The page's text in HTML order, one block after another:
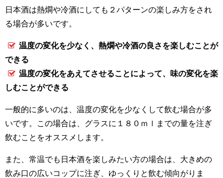
日本酒は熱燗や冷酒にしても２パターンの楽しみ方をされ
る場合が多いです。
温度の変化を少なく、熱燗や冷酒の良さを楽しむことが
できる
温度の変化をあえてさせることによって、味の変化を楽
しむことができる
一般的に多いのは、温度の変化を少なくして飲む場合が多
いです。この場合は、グラスに１８０ｍｌまでの量を注ぎ
飲むことをオススメします。
また、常温でも日本酒を楽しみたい方の場合は、大きめの
飲み口の広いコップに注ぎ、ゆっくりと飲む傾向がりま